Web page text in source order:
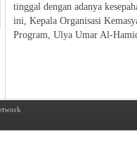
tinggal dengan adanya
ini, Kepala Organisasi
Program, Ulya Umar Al-